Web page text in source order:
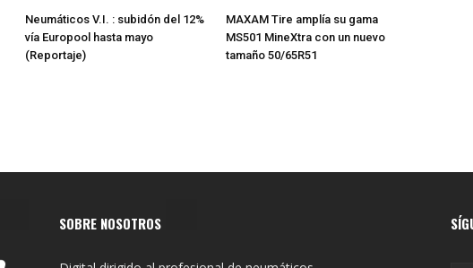
Neumáticos V.I. : subidón del 12%
vía Europool hasta mayo
(Reportaje)
MAXAM Tire amplía su gama
MS501 MineXtra con un nuevo
tamaño 50/65R51
SOBRE NOSOTROS